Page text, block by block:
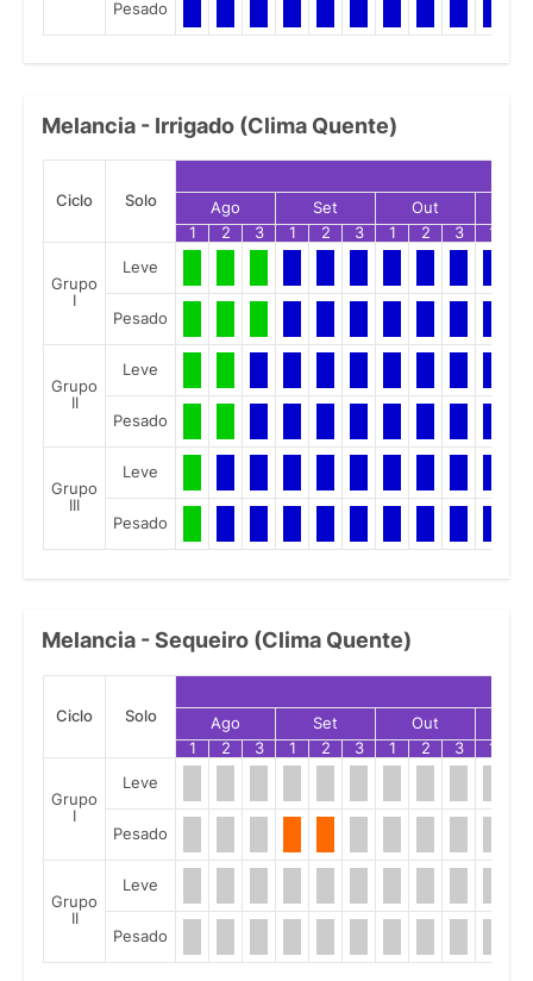
Pesado
Melancia - Irrigado (Clima Quente)
Ciclo Solo Ago Set Out
1
2 3 1 2 3 1 2 3 1
Grupo
I
Leve
Pesado
Grupo
II
Leve
Pesado
Grupo
III
Leve
Pesado
Melancia - Sequeiro (Clima Quente)
Ciclo Solo Ago Set Out
1
2 3 1 2 3 1 2 3 1
Grupo
I
Leve
Pesado
Grupo
II
Leve
Pesado